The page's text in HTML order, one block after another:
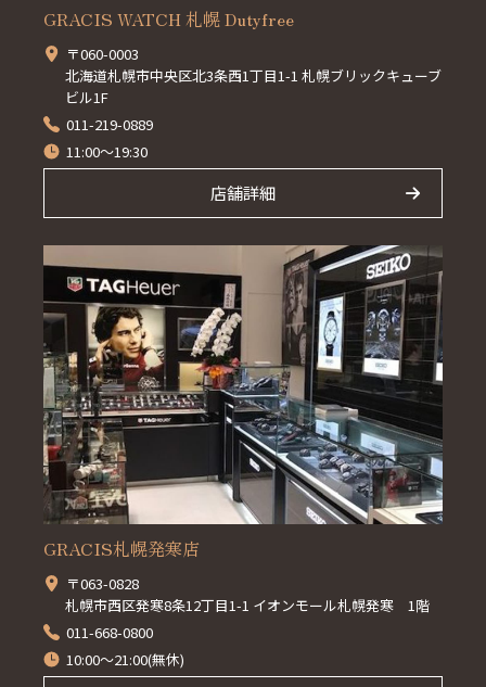
GRACIS WATCH 札幌 Dutyfree
〒060-0003
北海道札幌市中央区北3条西1丁目1-1 札幌ブリックキューブ
ビル1F
011-219-0889
11:00～19:30
店舗詳細
GRACIS札幌発寒店
〒063-0828
札幌市西区発寒8条12丁目1-1 イオンモール札幌発寒 1階
011-668-0800
10:00～21:00(無休)